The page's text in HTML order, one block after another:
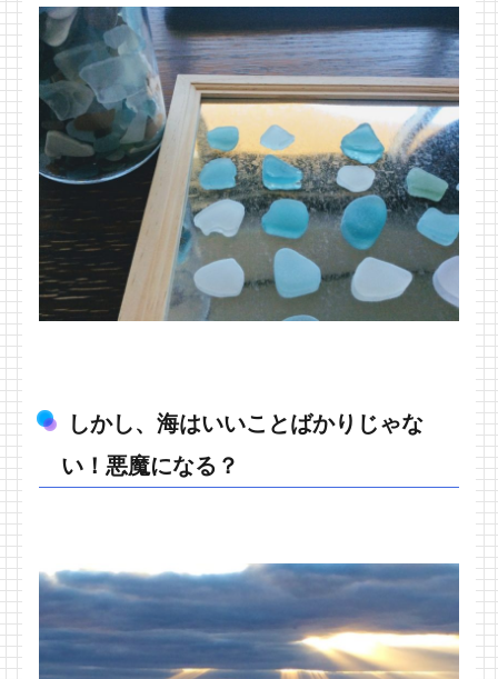
しかし、海はいいことばかりじゃな
い！悪魔になる？